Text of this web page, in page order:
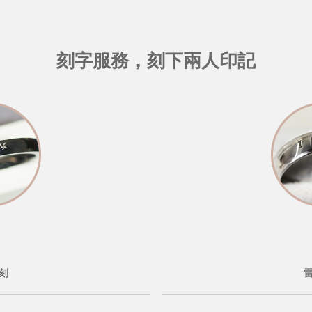
刻字服務，刻下兩人印記